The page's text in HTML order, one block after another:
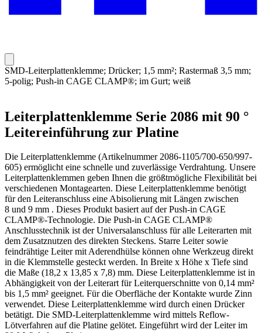
SMD-Leiterplattenklemme; Drücker; 1,5 mm²; Rastermaß 3,5 mm;
5-polig; Push-in CAGE CLAMP®; im Gurt; weiß
Leiterplattenklemme Serie 2086 mit 90 °
Leitereinführung zur Platine
Die Leiterplattenklemme (Artikelnummer 2086-1105/700-650/997-
605) ermöglicht eine schnelle und zuverlässige Verdrahtung. Unsere
Leiterplattenklemmen geben Ihnen die größtmögliche Flexibilität bei
verschiedenen Montagearten. Diese Leiterplattenklemme benötigt
für den Leiteranschluss eine Abisolierung mit Längen zwischen
8 und 9 mm . Dieses Produkt basiert auf der Push-in CAGE
CLAMP®-Technologie. Die Push-in CAGE CLAMP®
Anschlusstechnik ist der Universalanschluss für alle Leiterarten mit
dem Zusatznutzen des direkten Steckens. Starre Leiter sowie
feindrähtige Leiter mit Aderendhülse können ohne Werkzeug direkt
in die Klemmstelle gesteckt werden. In Breite x Höhe x Tiefe sind
die Maße (18,2 x 13,85 x 7,8) mm. Diese Leiterplattenklemme ist in
Abhängigkeit von der Leiterart für Leiterquerschnitte von 0,14 mm²
bis 1,5 mm² geeignet. Für die Oberfläche der Kontakte wurde Zinn
verwendet. Diese Leiterplattenklemme wird durch einen Drücker
betätigt. Die SMD-Leiterplattenklemme wird mittels Reflow-
Lötverfahren auf die Platine gelötet. Eingeführt wird der Leiter im